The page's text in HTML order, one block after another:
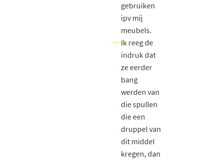
gebruiken
ipv mij
meubels.
Ik reeg de
indruk dat
ze eerder
bang
werden van
die spullen
die een
druppel van
dit middel
kregen, dan